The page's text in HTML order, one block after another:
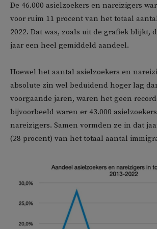
De 46.000 asielzoekers en nareizigers
voor ruim 11 procent van het totaal
2022. Dat was, zoals uit de grafiek blijkt,
jaar een heel gemiddeld aandeel.
Hoewel het aantal asielzoekers en
absolute zin wel beduidend hoger lag
voorgaande jaren, waren het geen
bijvoorbeeld waren er 43.000
nareizigers. Samen vormden ze in dat
(28 procent) van het totaal aantal